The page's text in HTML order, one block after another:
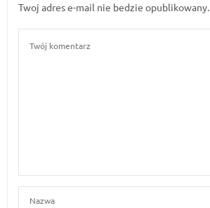
Twoj adres e-mail nie bedzie opublikowany.